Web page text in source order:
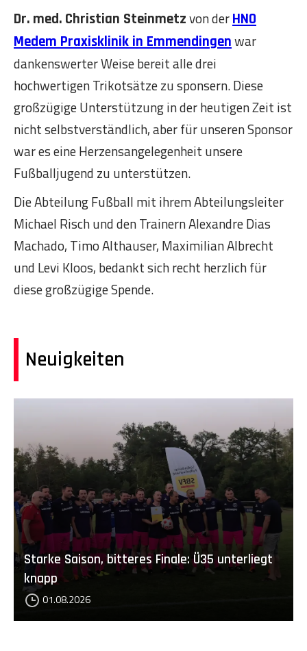
D r. med. Christian Steinmetzvon derHNO
Medem Praxisklinik in Emmendingenwar
dankenswerter Weise bereit alle drei
hochwertigen Trikotsätze zu sponsern. Diese
großzügige Unterstützung in der heutigen Zeit ist
nicht selbstverständlich, aber für unseren Sponsor
war es eine Herzensangelegenheit unsere
Fußballjugend zu unterstützen.
D ie Abteilung Fußball mit ihrem Abteilungsleiter
Michael Risch und den Trainern Alexandre Dias
Machado, Timo Althauser, Maximilian Albrecht
und Levi Kloos, bedankt sich recht herzlich für
diese großzügige Spende.
Neuigkeiten
Starke Saison, bitteres Finale: Ü35 unterliegt
knapp
01.08.2026